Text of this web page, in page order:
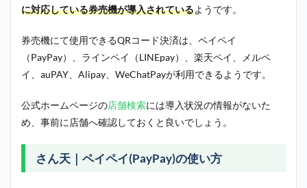
に対応している券売機が導入されているようです。
券売機にて使用できるQRコード決済は、ペイペイ
（PayPay）、ラインペイ（LINEpay）、楽天ペイ、メルペ
イ、auPAY、Alipay、WeChatPayが利用できるようです。
公式ホームページの店舗検索には導入状況の情報がないた
め、事前に店舗へ確認しておくと良いでしょう。
さん天｜ペイペイ(PayPay)の使い方